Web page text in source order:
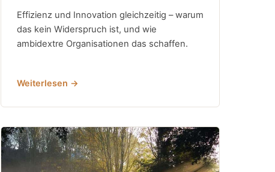
Effizienz und Innovation gleichzeitig – warum
das kein Widerspruch ist, und wie
ambidextre Organisationen das schaffen.
Weiterlesen →